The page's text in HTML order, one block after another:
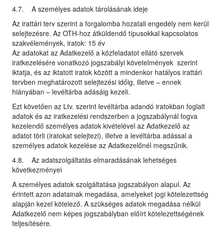
4.7. A személyes adatok tárolásának ideje
Az irattári terv szerint a forgalomba hozatali engedély nem kerül
selejtezésre. Az OTH-hoz átküldendő típusokkal kapcsolatos
szakvélemények, iratok: 15 év
Az adatokat az Adatkezelő a közfeladatot ellátó szervek
iratkezelésére vonatkozó jogszabályi követelmények szerint
iktatja, és az iktatott iratok között a mindenkor hatályos irattári
tervben meghatározott selejtezési időig, illetve – ennek
hiányában – levéltárba adásáig kezeli.
Ezt követően az Ltv. szerint levéltárba adandó iratokban foglalt
adatok és az iratkezelési rendszerben a jogszabálynál fogva
kezelendő személyes adatok kivételével az Adatkezelő az
adatot törli (iratokat selejtezi), illetve a levéltárba adással a
személyes adatok kezelése az Adatkezelőnél megszűnik.
4.8. Az adatszolgáltatás elmaradásának lehetséges
következményei
A személyes adatok szolgáltatása jogszabályon alapul. Az
érintett azon adatainak megadása, amelyeket jogi kötelezettség
alapján kezel kötelező. A szükséges adatok megadása nélkül
Adatkezelő nem képes jogszabályban előírt kötelezettségének
teljesítésére.